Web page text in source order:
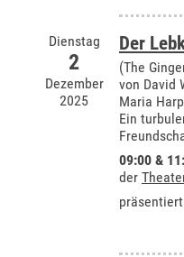
Dienstag
2
Dezember
2025
Der
(The
von David
Maria
Ein
09:00 &
der